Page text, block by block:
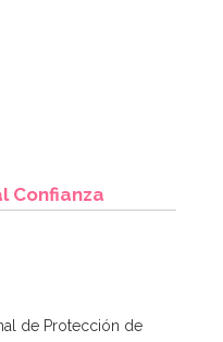
Confianza
de Protección de